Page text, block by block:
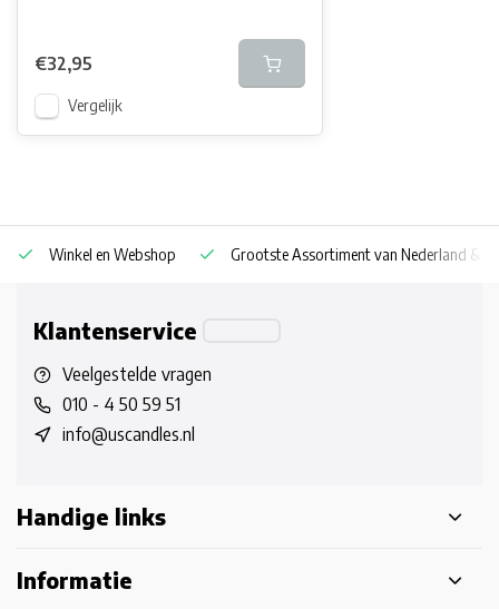
€32,95
Vergelijk
Winkel en Webshop Grootste Assortiment van Nederland &
Klantenservice
Veelgestelde vragen
010 - 4 50 59 51
info@uscandles.nl
Handige links
Informatie